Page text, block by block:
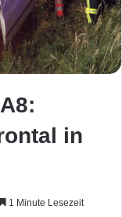
in
1 Minute Lesezeit